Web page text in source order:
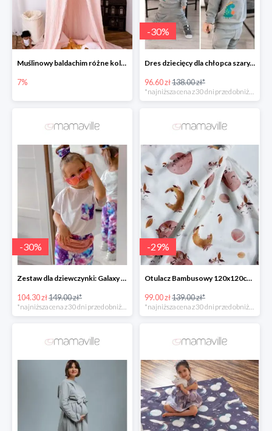
Muślinowy baldachim różne kolory
7%
-30%
Dres dziecięcy dla chłopca szary, dinozaur -30%
96.60 zł138.00 zł*
-30%
Zestaw dla dziewczynki: Galaxy Unicorn -30%
104.30 zł149.00 zł*
*najniższa cena z 30 dni przed obniżką
-29%
Otulacz Bambusowy 120x120cm Boho space Mi Bebe -28%
99.00 zł139.00 zł*
*najniższa cena z 30 dni przed obniżką